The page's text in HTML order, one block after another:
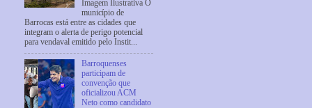
Imagem Ilustrativa O
município de
Barrocas está entre as cidades que
integram o alerta de perigo potencial
para vendaval emitido pelo Instit...
Barroquenses
participam de
convenção que
oficializou ACM
Neto como candidato